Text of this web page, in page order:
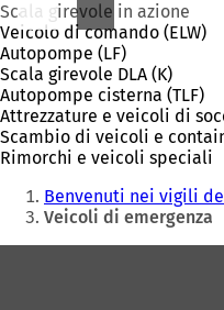
Scala girevole in azione
Veicolo di comando (ELW)
Autopompe (LF)
Scala girevole DLA (K)
Autopompe cisterna (TLF)
Attrezzature e veicoli di
Scambio di veicoli e
Rimorchi e veicoli speciali
Siete
qui:
Benvenuti nei vigili
Veicoli di emergenza